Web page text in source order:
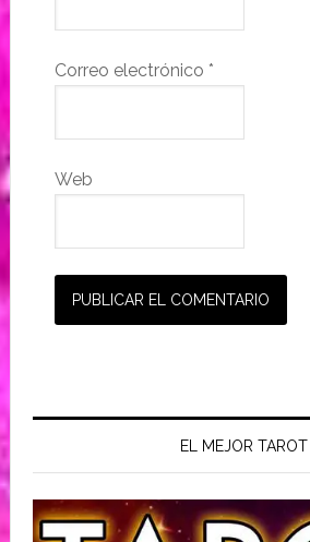
Correo electrónico *
Web
EL MEJOR TAROT